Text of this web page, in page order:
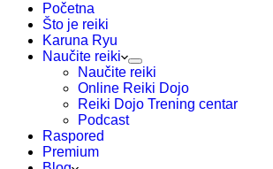
Početna
Što je reiki
Karuna Ryu
Naučite reiki
Naučite reiki
Online Reiki Dojo
Reiki Dojo Trening centar
Podcast
Raspored
Premium